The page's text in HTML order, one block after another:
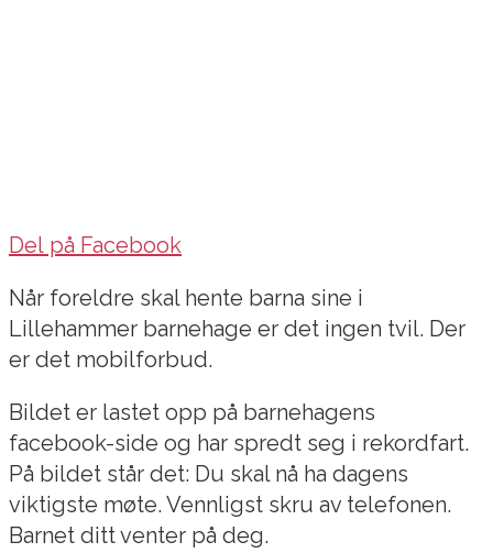
Del på Facebook
Når foreldre skal hente barna sine i
Lillehammer barnehage er det ingen tvil. Der
er det mobilforbud.
Bildet er lastet opp på barnehagens
facebook-side og har spredt seg i rekordfart.
På bildet står det: Du skal nå ha dagens
viktigste møte. Vennligst skru av telefonen.
Barnet ditt venter på deg.